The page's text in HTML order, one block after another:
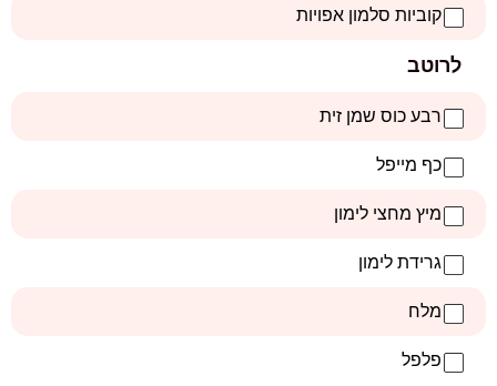
קוביות סלמון אפויות
לרוטב
רבע כוס שמן זית
כף מייפל
מיץ מחצי לימון
גרידת לימון
מלח
פלפל